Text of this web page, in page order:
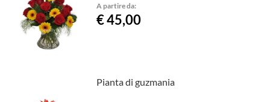
A partire da:
€ 45,00
Pianta di guzmania